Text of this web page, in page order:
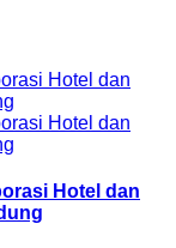
Hotel dan